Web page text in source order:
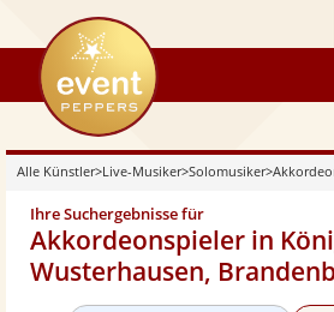
eventpeppers
Alle Künstler>Live-Musiker>Solomusiker>
Ihre Suchergebnisse für
Akkordeonspieler in
Wusterhausen,